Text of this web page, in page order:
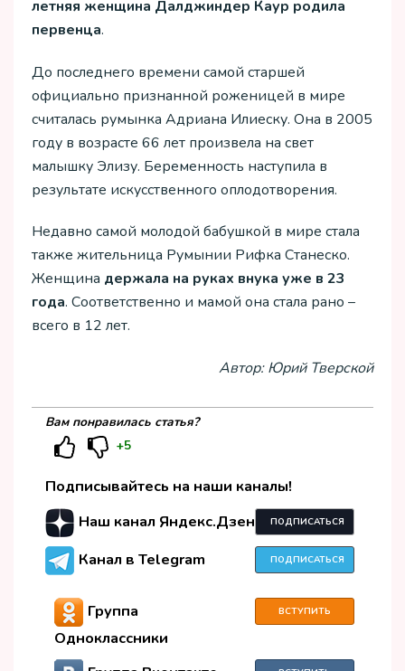
летняя женщина Далджиндер Каур родила
первенца.
До последнего времени самой старшей
официально признанной роженицей в мире
считалась румынка Адриана Илиеску. Она в 2005
году в возрасте 66 лет произвела на свет
малышку Элизу. Беременность наступила в
результате искусственного оплодотворения.
Недавно самой молодой бабушкой в мире стала
также жительница Румынии Рифка Станеско.
Женщина держала на руках внука уже в 23
года. Соответственно и мамой она стала рано –
всего в 12 лет.
Автор: Юрий Тверской
Вам понравилась статья?
+5
Подписывайтесь на наши каналы!
Наш канал Яндекс.Дзен
ПОДПИСАТЬСЯ
Канал в Telegram ПОДПИСАТЬСЯ
Группа
Одноклассники
ВСТУПИТЬ